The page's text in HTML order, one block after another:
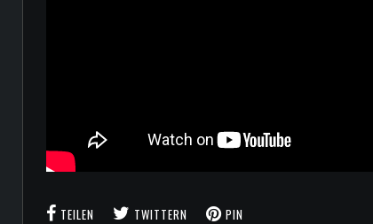
TEILEN TWITTERN PIN